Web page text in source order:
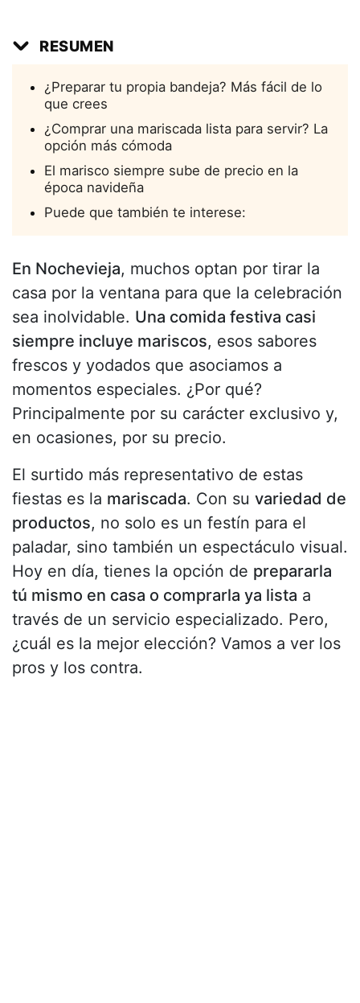
RESUMEN
¿Preparar tu propia bandeja? Más fácil de lo
que crees
¿Comprar una mariscada lista para servir? La
opción más cómoda
El marisco siempre sube de precio en la
época navideña
Puede que también te interese:
En Nochevieja, muchos optan por tirar la
casa por la ventana para que la celebración
sea inolvidable. Una comida festiva casi
siempre incluye mariscos, esos sabores
frescos y yodados que asociamos a
momentos especiales. ¿Por qué?
Principalmente por su carácter exclusivo y,
en ocasiones, por su precio.
El surtido más representativo de estas
fiestas es la mariscada. Con su variedad de
productos, no solo es un festín para el
paladar, sino también un espectáculo visual.
Hoy en día, tienes la opción de prepararla
tú mismo en casa o comprarla ya lista a
través de un servicio especializado. Pero,
¿cuál es la mejor elección? Vamos a ver los
pros y los contra.